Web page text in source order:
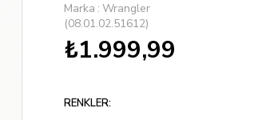
Marka : Wrangler
(08.01.02.51612)
₺1.999,99
RENKLER: